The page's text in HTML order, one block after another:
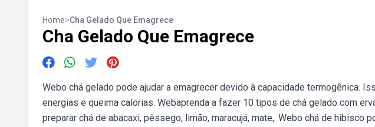
Home>Cha Gelado Que Emagrece
Cha Gelado Que Emagrece
Webo chá gelado pode ajudar a emagrecer devido à capacidade termogênica.
energias e queima calorias. Webaprenda a fazer 10 tipos de chá gelado com
preparar chá de abacaxi, pêssego, limão, maracujá, mate,. Webo chá de hibisco